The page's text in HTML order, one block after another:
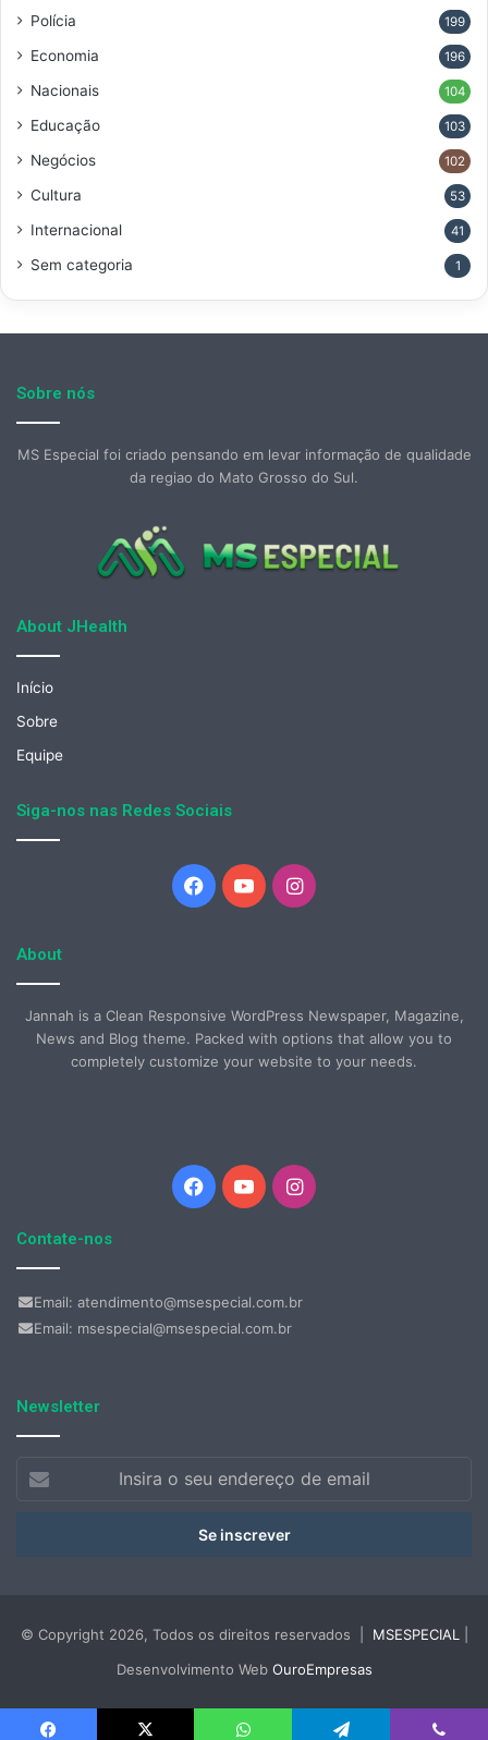
Polícia 199
Economia 196
Nacionais 104
Educação 103
Negócios 102
Cultura 53
Internacional 41
Sem categoria 1
Sobre nós
MS Especial foi criado pensando em levar informação de qualidade
da regiao do Mato Grosso do Sul.
About JHealth
Início
Sobre
Equipe
Siga-nos nas Redes Sociais
Facebook
YouTubeInstagram
About
Jannah is a Clean Responsive WordPress Newspaper, Magazine,
News and Blog theme. Packed with options that allow you to
completely customize your website to your needs.
Facebook
YouTubeInstagram
Contate-nos
Email: atendimento@msespecial.com.br
Email: msespecial@msespecial.com.br
Newsletter
© Copyright 2026, Todos os direitos reservados | MSESPECIAL
Desenvolvimento Web OuroEmpresas